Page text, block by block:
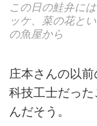
この日の鮭弁に
ッケ、菜の花と
の魚屋から
庄本さんの以
科技工士だっ
んだそう。